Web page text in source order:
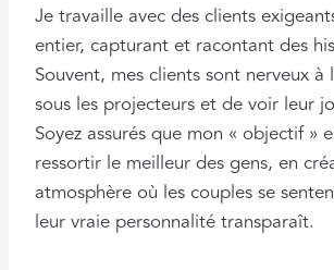
Je travaille avec des clients
entier, capturant et racontant des
Souvent, mes clients sont nerveux à
sous les projecteurs et de voir leur
Soyez assurés que mon « objectif »
ressortir le meilleur des gens, en
atmosphère où les couples se
leur vraie personnalité transparaît.